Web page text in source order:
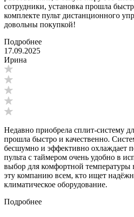
сотрудники, установка прошла
комплекте пульт дистанционного
довольны покупкой!
Подробнее
17.09.2025
Ирина
Недавно приобрела сплит-систему
прошла быстро и качественно.
бесшумно и эффективно охлаждает
пульта с таймером очень удобно в
выбор для комфортной температуры
эту компанию всем, кто ищет
климатическое оборудование.
Подробнее